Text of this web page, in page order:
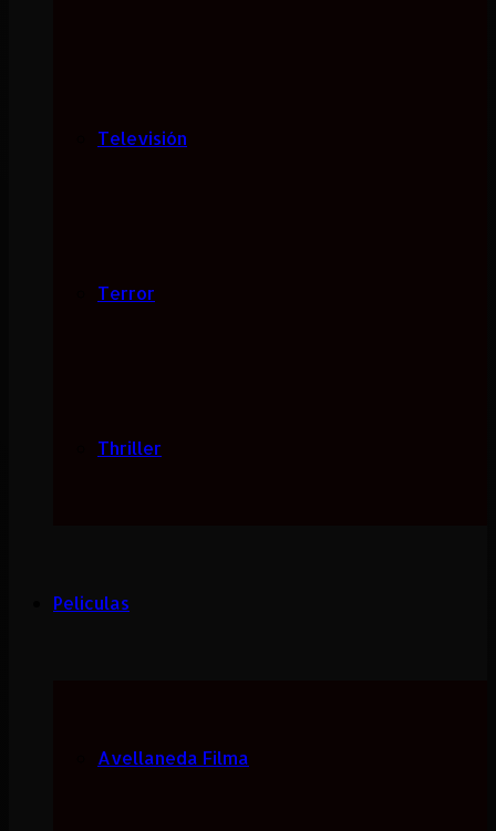
Televisión
Terror
Thriller
Peliculas
Avellaneda Filma